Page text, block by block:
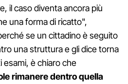
il caso diventa ancora più
una forma di ricatto",
se un cittadino è seguito
una struttura e gli dice torna
esami, è chiaro che
rimanere dentro quella